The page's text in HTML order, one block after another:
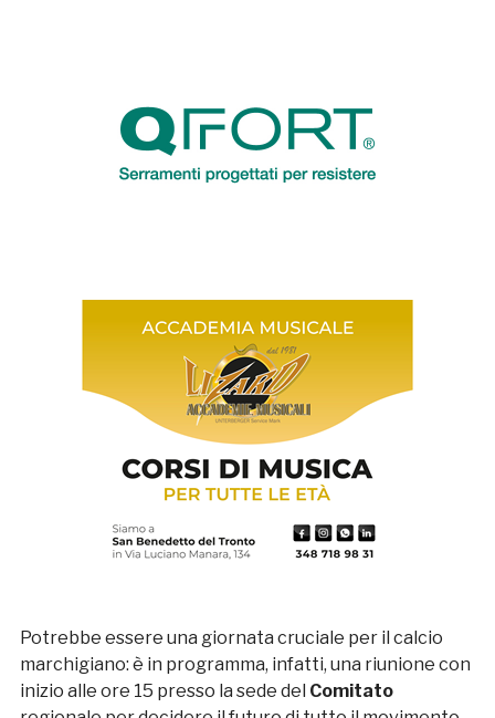
Potrebbe essere una giornata cruciale per il calcio
marchigiano: è in programma, infatti, una riunione con
inizio alle ore 15 presso la sede del Comitato